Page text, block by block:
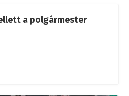
a polgármester